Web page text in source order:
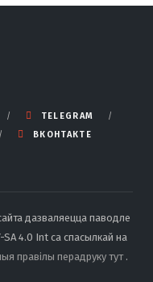
TELEGRAM
ВКОНТАКТЕ
дазваляецца паводле
SA 4.0 Int са спасылкай на
правілы перадруку тут .